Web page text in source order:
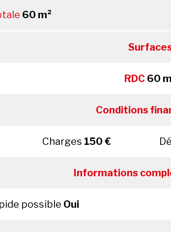
60 m²
RDC 60
Conditions
Charges 150 €
Informations
possible Oui